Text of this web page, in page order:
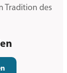
Tradition des